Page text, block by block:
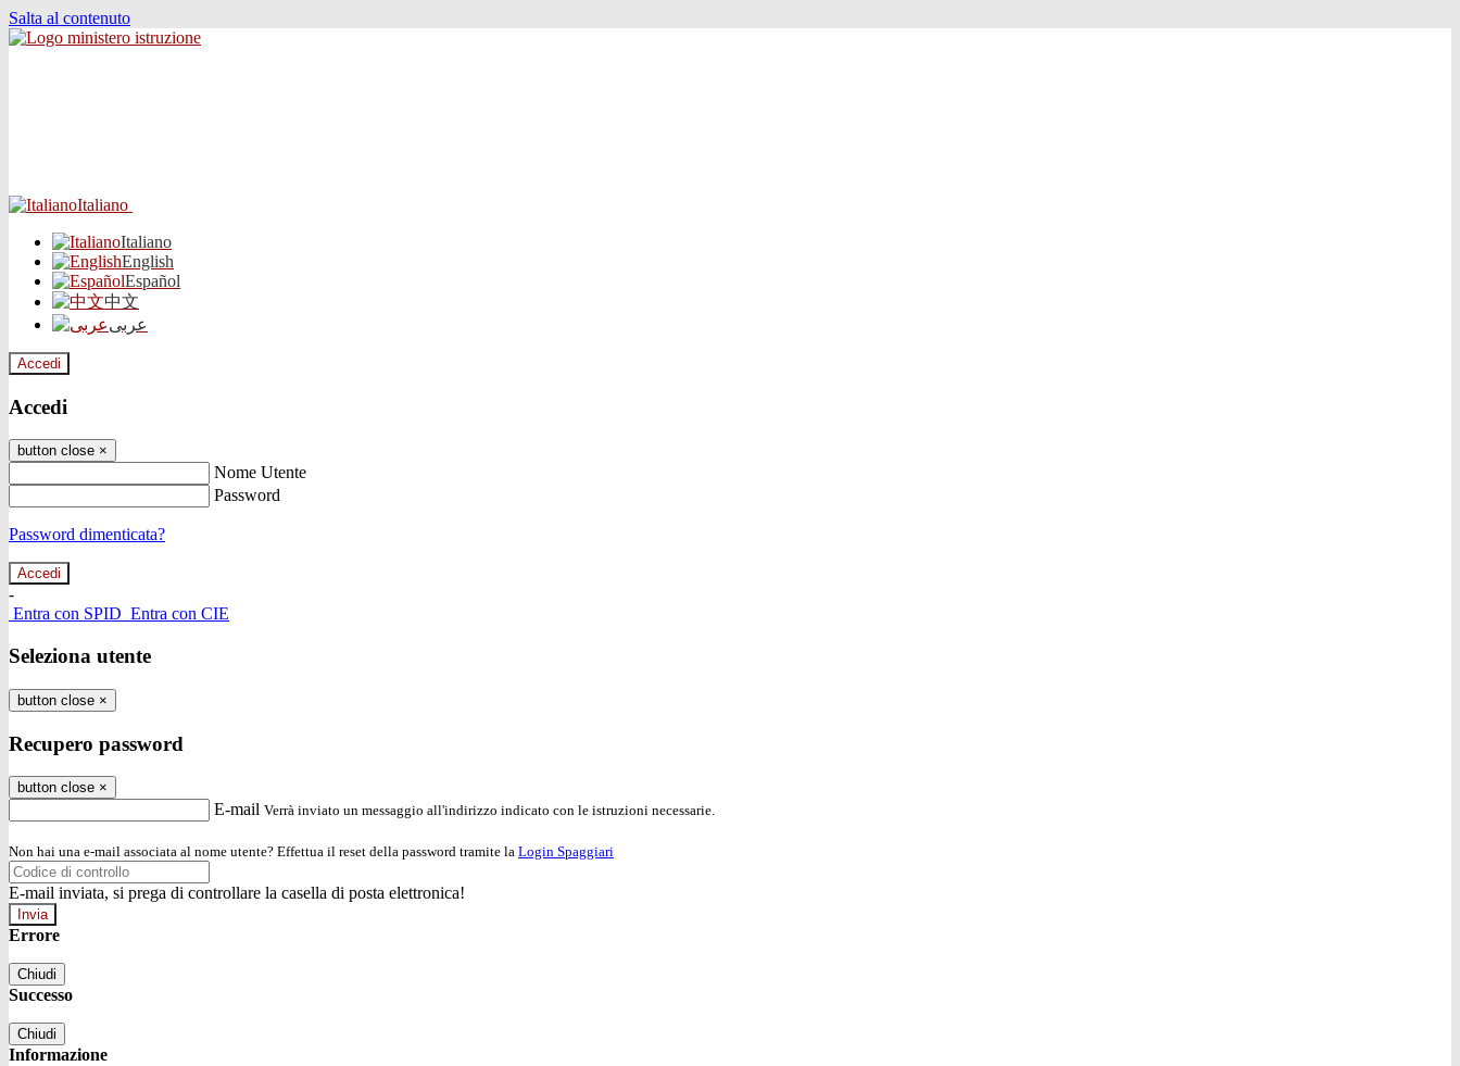
Salta al contenuto
Italiano
Italiano
English
Español
中文
عربى
Accedi
Accedi
button close ×
Nome Utente
Password
Password dimenticata?
-
Entra con SPID Entra con CIE
Seleziona utente
button close ×
Recupero password
button close ×
E-mail Verrà inviato un messaggio all'indirizzo indicato con le istruzioni necessarie.
Non hai una e-mail associata al nome utente? Effettua il reset della password tramite la Login Spaggiari
E-mail inviata, si prega di controllare la casella di posta elettronica!
Errore
Chiudi
Successo
Chiudi
Informazione